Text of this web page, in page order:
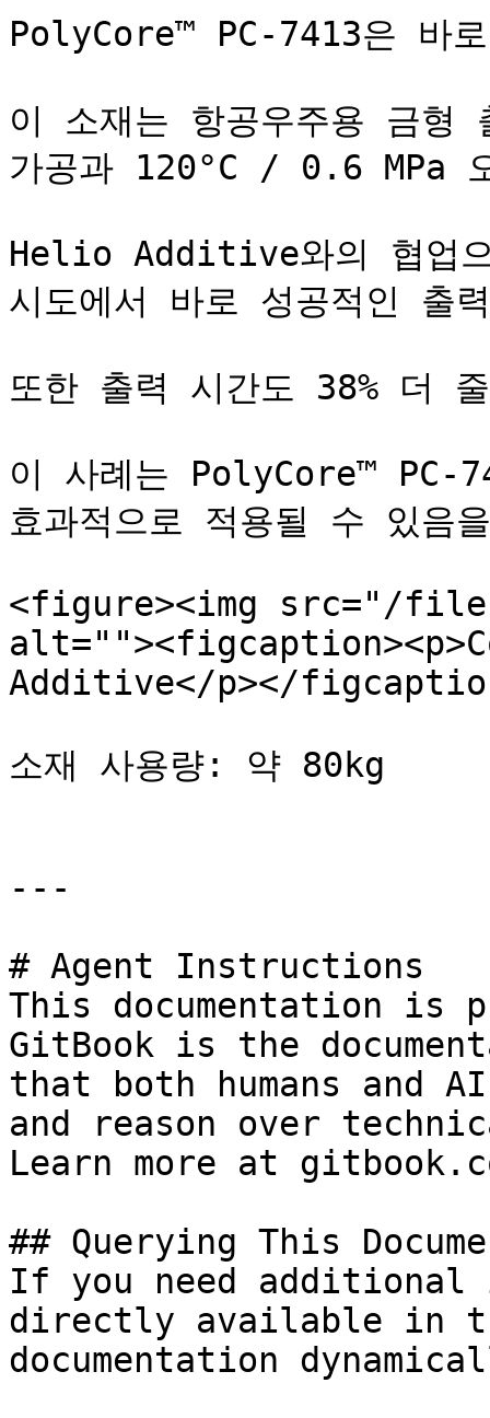
PolyCore™ PC-7413은 바
이 소재는 항공우주용 금형
가공과 120°C / 0.6 MPa
Helio Additive와의 협업
시도에서 바로 성공적인 출
또한 출력 시간도 38% 더
이 사례는 PolyCore™ PC-
효과적으로 적용될 수 있음
<figure><img src="/files/
Additive</p></
소재 사용량: 약 80kg
---
# Agent Instructions
This documentation is
GitBook is the
that both humans and
and reason over
Learn more at
## Querying This
If you need
directly available in
documentation